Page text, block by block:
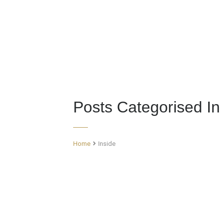
Posts Categorised
Home Inside